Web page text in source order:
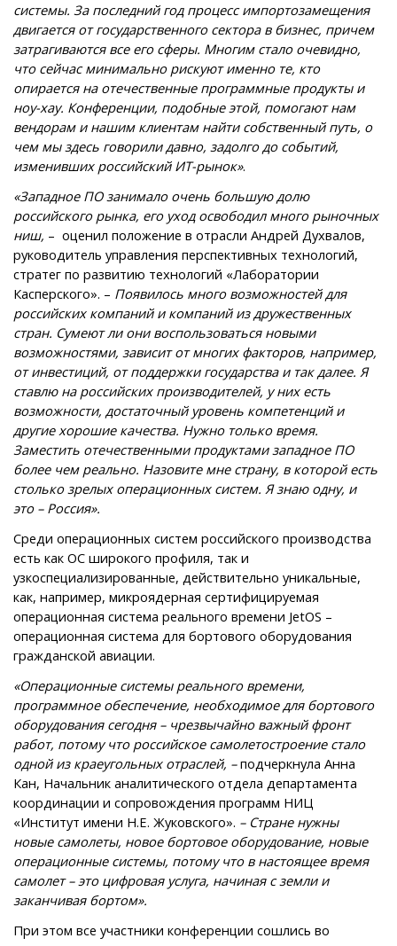
системы. За последний год процесс импортозамещения
двигается от государственного сектора в бизнес, причем
затрагиваются все его сферы. Многим стало очевидно,
что сейчас минимально рискуют именно те, кто
опирается на отечественные программные продукты и
ноу-хау. Конференции, подобные этой, помогают нам
вендорам и нашим клиентам найти собственный путь, о
чем мы здесь говорили давно, задолго до событий,
изменивших российский ИТ-рынок».
«Западное ПО занимало очень большую долю
российского рынка, его уход освободил много рыночных
ниш, – оценил положение в отрасли Андрей Духвалов,
руководитель управления перспективных технологий,
стратег по развитию технологий «Лаборатории
Касперского». – Появилось много возможностей для
российских компаний и компаний из дружественных
стран. Сумеют ли они воспользоваться новыми
возможностями, зависит от многих факторов, например,
от инвестиций, от поддержки государства и так далее. Я
ставлю на российских производителей, у них есть
возможности, достаточный уровень компетенций и
другие хорошие качества. Нужно только время.
Заместить отечественными продуктами западное ПО
более чем реально. Назовите мне страну, в которой есть
столько зрелых операционных систем. Я знаю одну, и
это – Россия».
Среди операционных систем российского производства
есть как ОС широкого профиля, так и
узкоспециализированные, действительно уникальные,
как, например, микроядерная сертифицируемая
операционная система реального времени JetOS –
операционная система для бортового оборудования
гражданской авиации.
«Операционные системы реального времени,
программное обеспечение, необходимое для бортового
оборудования сегодня – чрезвычайно важный фронт
работ, потому что российское самолетостроение стало
одной из краеугольных отраслей, –подчеркнула Анна
Кан, Начальник аналитического отдела департамента
координации и сопровождения программ НИЦ
«Институт имени Н.Е. Жуковского». – Стране нужны
новые самолеты, новое бортовое оборудование, новые
операционные системы, потому что в настоящее время
самолет – это цифровая услуга, начиная с земли и
заканчивая бортом».
При этом все участники конференции сошлись во